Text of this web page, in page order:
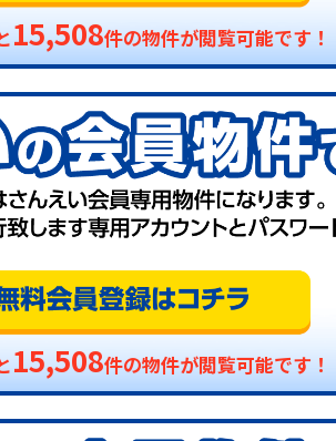
15,508件の物件が閲覧可能です！
15,508件の物件が閲覧可能です！